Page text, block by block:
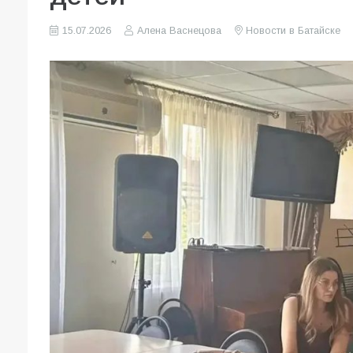
15.07.2026 Алена Васнецова Новости в Батайске